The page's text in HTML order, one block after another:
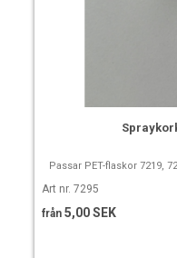
Passar PET-flaskor 7219,
Art nr. 7295
från 5,00 SEK